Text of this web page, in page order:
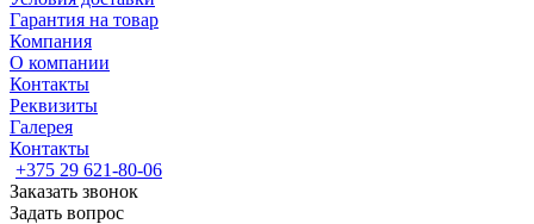
Гарантия на товар
Компания
О компании
Контакты
Реквизиты
Галерея
Контакты
+375 29 621-80-06
Заказать звонок
Задать вопрос